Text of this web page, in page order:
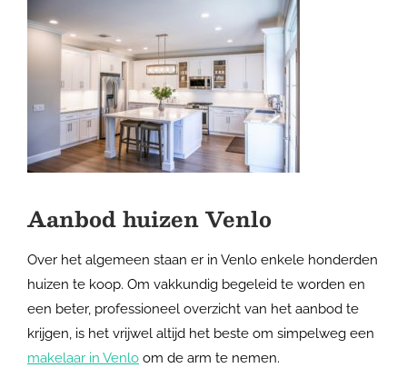
Aanbod huizen Venlo
Over het algemeen staan er in Venlo enkele honderden
huizen te koop. Om vakkundig begeleid te worden en
een beter, professioneel overzicht van het aanbod te
krijgen, is het vrijwel altijd het beste om simpelweg een
makelaar in Venlo om de arm te nemen.